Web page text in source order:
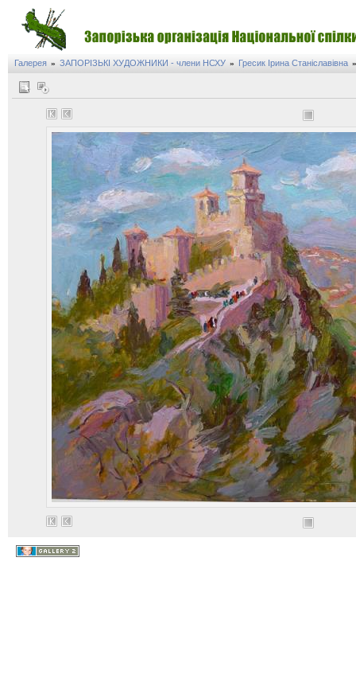
Галерея » ЗАПОРІЗЬКІ ХУДОЖНИКИ - члени НСХУ » Гресик Ірина Станіславівна